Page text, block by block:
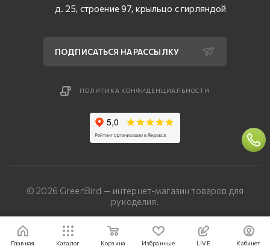
д. 25, строение 97, крыльцо с гирляндой
ПОДПИСАТЬСЯ НА РАССЫЛКУ
ПОЛИТИКА КОНФИДЕНЦИАЛЬНОСТИ
© 2026 GreenBird — интернет-магазин товаров для
рукоделия.
Разработка сайта — «Четвертый Рим»
Главная Каталог Корзина Избранные LIVE Кабинет